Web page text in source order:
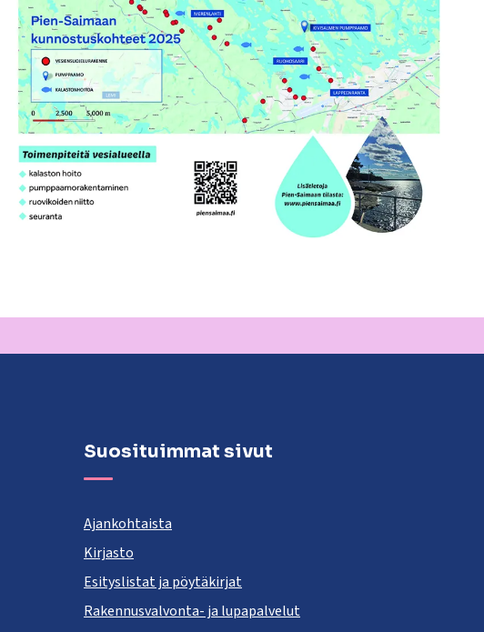
Suosituimmat sivut
Ajankohtaista
Kirjasto
Esityslistat ja pöytäkirjat
Rakennusvalvonta- ja lupapalvelut